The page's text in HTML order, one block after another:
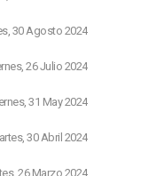
30 Agosto 2024
26 Julio 2024
31 May 2024
30 Abril 2024
26 Marzo 2024